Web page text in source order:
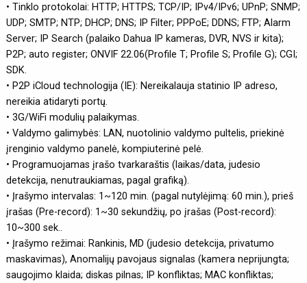
• Tinklo protokolai: HTTP; HTTPS; TCP/IP; IPv4/IPv6; UPnP; SNMP;
UDP; SMTP; NTP; DHCP; DNS; IP Filter; PPPoE; DDNS; FTP; Alarm
Server; IP Search (palaiko Dahua IP kameras, DVR, NVS ir kita);
P2P; auto register; ONVIF 22.06(Profile T; Profile S; Profile G); CGI;
SDK.
• P2P iCloud technologija (IE): Nereikalauja statinio IP adreso,
nereikia atidaryti portų.
• 3G/WiFi modulių palaikymas.
• Valdymo galimybės: LAN, nuotolinio valdymo pultelis, priekinė
įrenginio valdymo panelė, kompiuterinė pelė.
• Programuojamas įrašo tvarkaraštis (laikas/data, judesio
detekcija, nenutraukiamas, pagal grafiką).
• Įrašymo intervalas: 1~120 min. (pagal nutylėjimą: 60 min.), prieš
įrašas (Pre-record): 1~30 sekundžių, po įrašas (Post-record):
10~300 sek..
• Įrašymo režimai: Rankinis, MD (judesio detekcija, privatumo
maskavimas), Anomalijų pavojaus signalas (kamera neprijungta;
saugojimo klaida; diskas pilnas; IP konfliktas; MAC konfliktas;